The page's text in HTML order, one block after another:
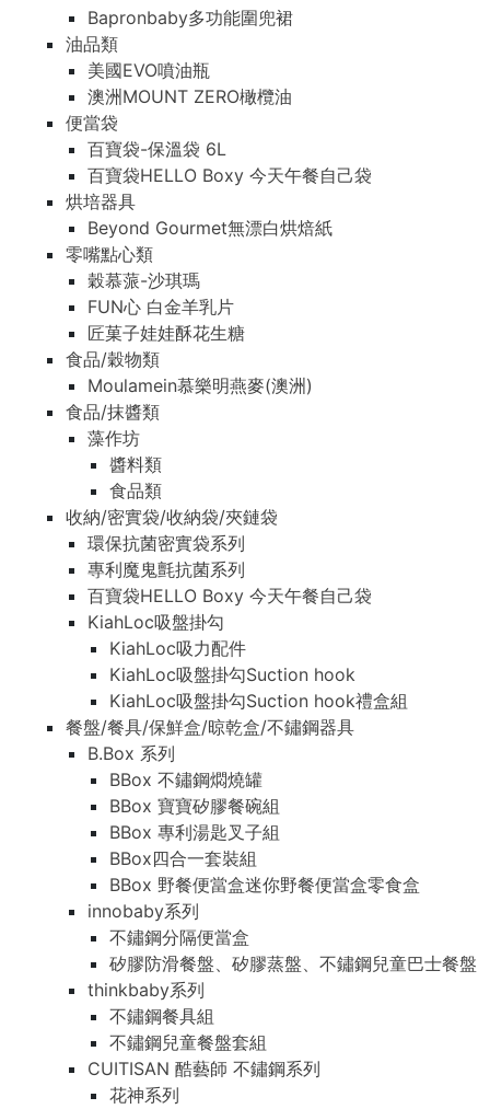
Bapronbaby多功能圍兜裙
油品類
美國EVO噴油瓶
澳洲MOUNT ZERO橄欖油
便當袋
百寶袋-保溫袋 6L
百寶袋HELLO Boxy 今天午餐自己袋
烘培器具
Beyond Gourmet無漂白烘焙紙
零嘴點心類
穀慕蒎-沙琪瑪
FUN心 白金羊乳片
匠菓子娃娃酥花生糖
食品/穀物類
Moulamein慕樂明燕麥(澳洲)
食品/抹醬類
藻作坊
醬料類
食品類
收納/密實袋/收納袋/夾鏈袋
環保抗菌密實袋系列
專利魔鬼氈抗菌系列
百寶袋HELLO Boxy 今天午餐自己袋
KiahLoc吸盤掛勾
KiahLoc吸力配件
KiahLoc吸盤掛勾Suction hook
KiahLoc吸盤掛勾Suction hook禮盒組
餐盤/餐具/保鮮盒/晾乾盒/不鏽鋼器具
B.Box 系列
BBox 不鏽鋼燜燒罐
BBox 寶寶矽膠餐碗組
BBox 專利湯匙叉子組
BBox四合一套裝組
BBox 野餐便當盒迷你野餐便當盒零食盒
innobaby系列
不鏽鋼分隔便當盒
矽膠防滑餐盤、矽膠蒸盤、不鏽鋼兒童巴士餐盤
thinkbaby系列
不鏽鋼餐具組
不鏽鋼兒童餐盤套組
CUITISAN 酷藝師 不鏽鋼系列
花神系列